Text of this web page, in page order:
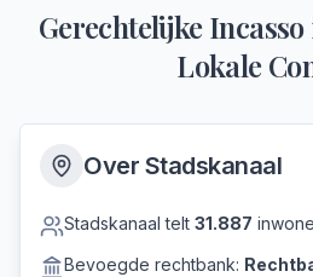
Gerechtelijke Incasso
Lokale
Over Stadskanaal
Stadskanaal telt 31.887
Bevoegde rechtbank: